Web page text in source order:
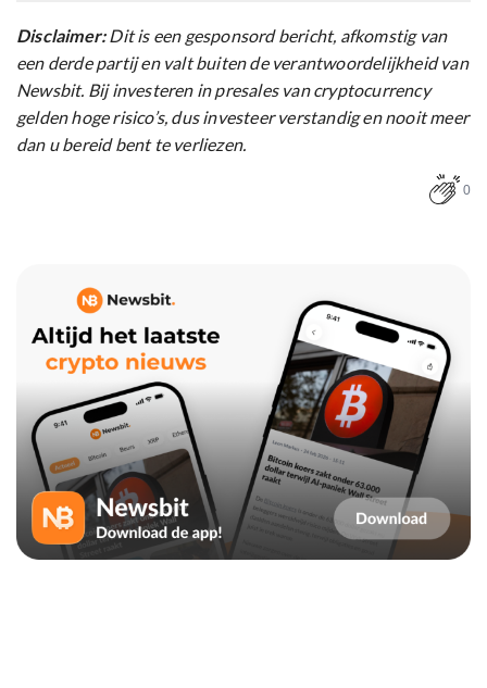
Disclaimer:Dit is een gesponsord bericht, afkomstig van
een derde partij en valt buiten de verantwoordelijkheid van
Newsbit. Bij investeren in presales van cryptocurrency
gelden hoge risico’s, dus investeer verstandig en nooit meer
dan u bereid bent te verliezen.
0